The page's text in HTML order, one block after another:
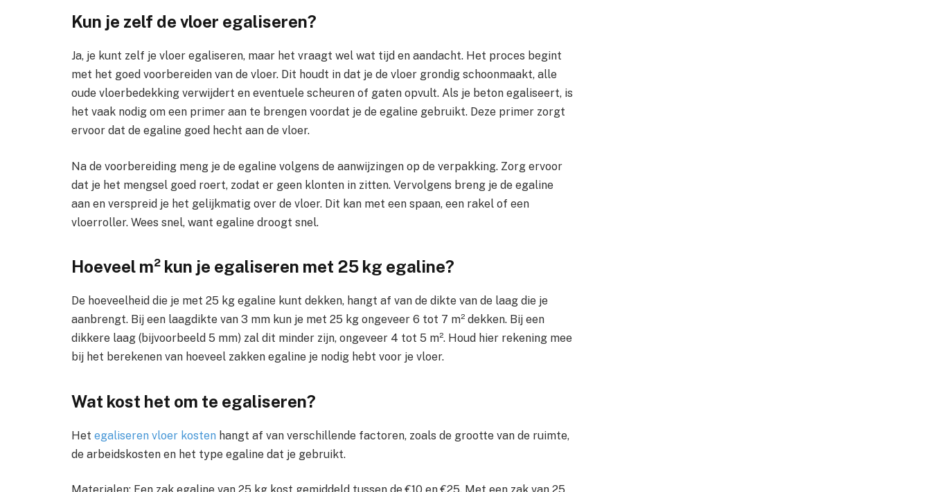
Kun je zelf de vloer egaliseren?
Ja, je kunt zelf je vloer egaliseren, maar het vraagt wel wat tijd en aandacht. Het proces begint
met het goed voorbereiden van de vloer. Dit houdt in dat je de vloer grondig schoonmaakt, alle
oude vloerbedekking verwijdert en eventuele scheuren of gaten opvult. Als je beton egaliseert, is
het vaak nodig om een primer aan te brengen voordat je de egaline gebruikt. Deze primer zorgt
ervoor dat de egaline goed hecht aan de vloer.
Na de voorbereiding meng je de egaline volgens de aanwijzingen op de verpakking. Zorg ervoor
dat je het mengsel goed roert, zodat er geen klonten in zitten. Vervolgens breng je de egaline
aan en verspreid je het gelijkmatig over de vloer. Dit kan met een spaan, een rakel of een
vloerroller. Wees snel, want egaline droogt snel.
Hoeveel m² kun je egaliseren met 25 kg egaline?
De hoeveelheid die je met 25 kg egaline kunt dekken, hangt af van de dikte van de laag die je
aanbrengt. Bij een laagdikte van 3 mm kun je met 25 kg ongeveer 6 tot 7 m² dekken. Bij een
dikkere laag (bijvoorbeeld 5 mm) zal dit minder zijn, ongeveer 4 tot 5 m². Houd hier rekening mee
bij het berekenen van hoeveel zakken egaline je nodig hebt voor je vloer.
Wat kost het om te egaliseren?
Het egaliseren vloer kosten hangt af van verschillende factoren, zoals de grootte van de ruimte,
de arbeidskosten en het type egaline dat je gebruikt.